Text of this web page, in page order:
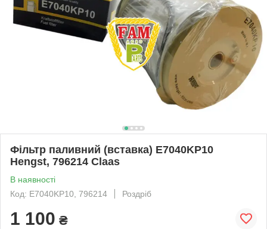
Фільтр паливний (вставка) E7040KP10
Hengst, 796214 Claas
В наявності
Код: E7040KP10, 796214
Роздріб
1 100 ₴